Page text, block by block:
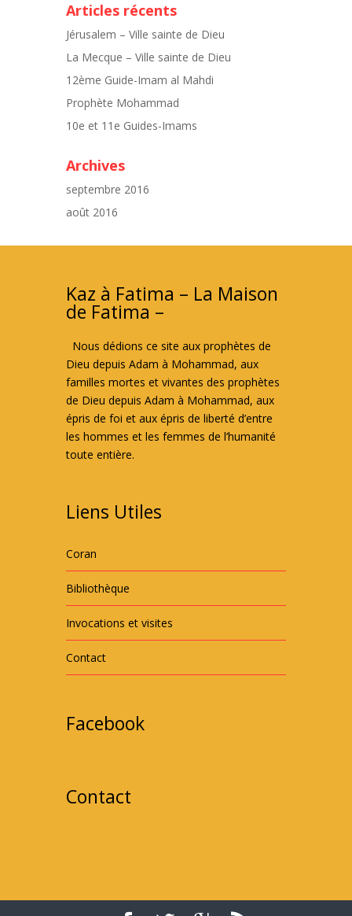
Articles récents
Jérusalem – Ville sainte de Dieu
La Mecque – Ville sainte de Dieu
12ème Guide-Imam al Mahdi
Prophète Mohammad
10e et 11e Guides-Imams
Archives
septembre 2016
août 2016
Kaz à Fatima – La Maison
de Fatima –
Nous dédions ce site aux prophètes de
Dieu depuis Adam à Mohammad, aux
familles mortes et vivantes des prophètes
de Dieu depuis Adam à Mohammad, aux
épris de foi et aux épris de liberté d’entre
les hommes et les femmes de l’humanité
toute entière.
Liens Utiles
Coran
Bibliothèque
Invocations et visites
Contact
Facebook
Contact